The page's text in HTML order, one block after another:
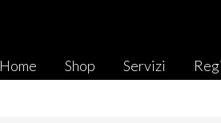
Home Shop Servizi